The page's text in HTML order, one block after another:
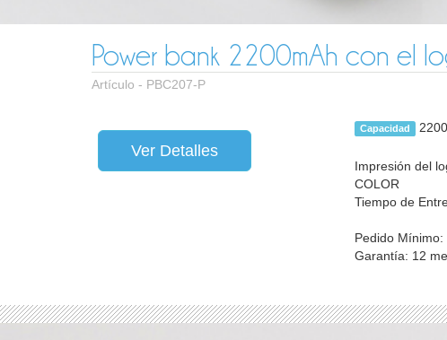
Power bank 2200mAh con el
Artículo - PBC207-P
Capacidad
Impresión del
COLOR
Tiempo de
Pedido Mínimo:
Garantía: 12
Ver Detalles